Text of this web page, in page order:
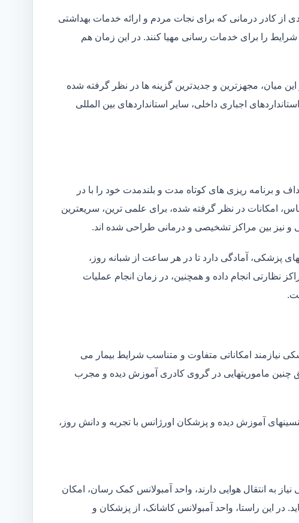
از کادر درمانی که برای نجات مردم و ارائه خدمات بهداشتی
شرایط را برای خدمات رسانی مهیا کنند. در این زمان هم
میان، مجهزترین و جدیدترین گزینه ها در نظر گرفته شده
اجباری داخلی، سایر استانداردهای بین المللی
و برنامه ریزی های کوتاه مدت و بلندمدت خود را با در
امکانات در نظر گرفته شده، برای علمی ترین، سریعترین
و نیز بین مراکز تشخیصی و درمانی طراحی شده اند.
پزشکی، آمادگی دارد تا در هر ساعت از شبانه روز،
نظارتی انجام داده و همچنین، در زمان انجام عملیات
نیازمند امکاناتی متفاوت و متناسب شرایط بیمار می
چنین ماموریتهایی در گروی کادری آموزش دیده و مجرب
آموزش دیده و پزشکان اورژانس با تجربه و دانش روز،
به انتقال هوایی دارند، واحد آمبولانس کمک رسان، امکان
در این راستا، واحد آمبولانس کاشانک، از پزشکان و